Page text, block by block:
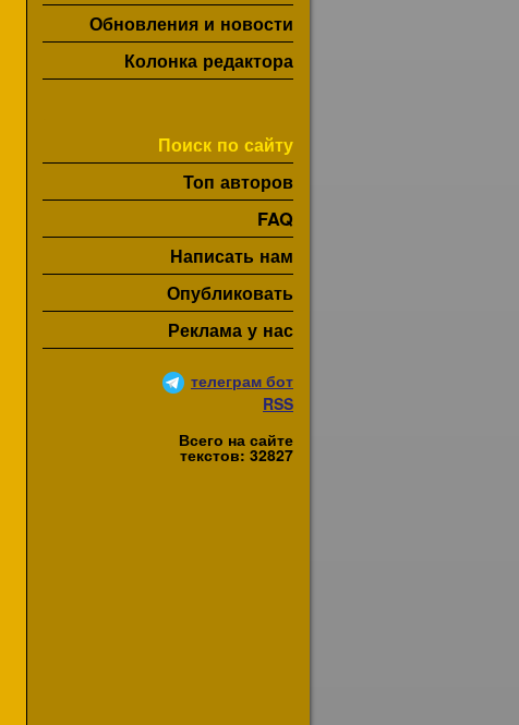
Обновления и новости
Колонка редактора
Поиск по сайту
Топ авторов
FAQ
Написать нам
Опубликовать
Реклама у нас
телеграм бот
RSS
Всего на сайте
текстов: 32827